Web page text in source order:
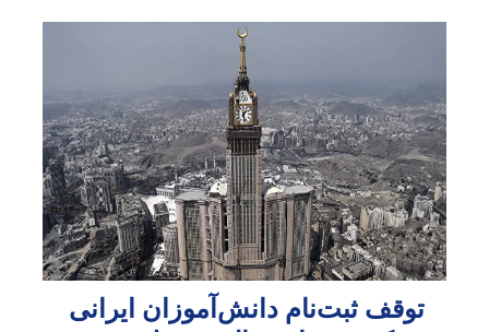
توقف ثبت‌نام دانش‌آموزان ایرانی